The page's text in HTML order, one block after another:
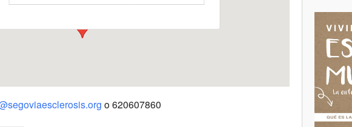
o 620607860